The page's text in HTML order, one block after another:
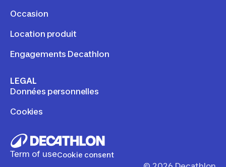
Occasion
Location produit
Engagements Decathlon
LEGAL
Données personnelles
Cookies
Term of useCookie consent